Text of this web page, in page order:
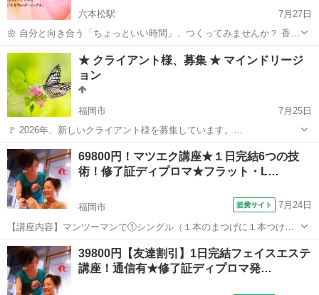
六本松駅
7月27日
🌼 自分と向き合う「ちょっといい時間」、つくってみませんか？ 香り
から自分の心と体のバランスを知る「嗅覚反応分析」、 人生の価値観
をカードで楽しく見つめる「もしバナゲーム」、 そしてちょっぴり深
掘りなアラカルト講座...
福岡 福岡市 六本松駅 アロマ 嗅覚
★ クライアント様、募集 ★ マインドリージ
ョン
福岡市
7月25日
🚩 2026年、新しいクライアント様を募集しています。
https://www.quelle-ub.com/kshm-m Quelle主催のガイド・寺田さきえ
が 最も得意としているセッションでもあります。 こ...
福岡 福岡市 その他 リージョン
69800円！マツエク講座★１日完結6つの技
術！修了証ディプロマ★フラット・L…
福岡市 提携サイト 7月24日
【講座内容】マンツーマンで①シングル（１本のまつげに１本つけ
る）②３Ｄボリュームアイラッシュ（１本のまつげに細い０．０５～
０．０７のエクステを２～６本までつける）不器用な方でも１秒ファ
ンがあるから安心です！③Ｌカール（リフト...
福岡 福岡市 メイク
39800円【友達割引】1日完結フェイスエステ
講座！通信有★修了証ディプロマ発…